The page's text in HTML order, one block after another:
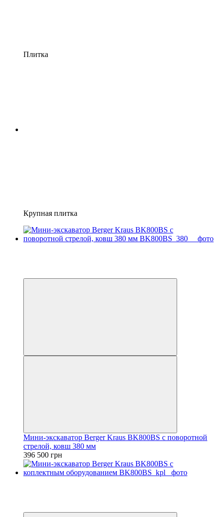
Плитка
Крупная плитка
Мини-экскаватор Berger Kraus BK800BS с поворотной
стрелой, ковш 380 мм
396 500 грн